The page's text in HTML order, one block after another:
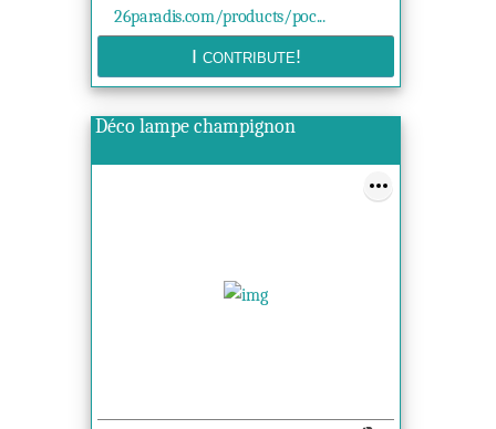
26paradis.com/products/poc...
Déco lampe champignon